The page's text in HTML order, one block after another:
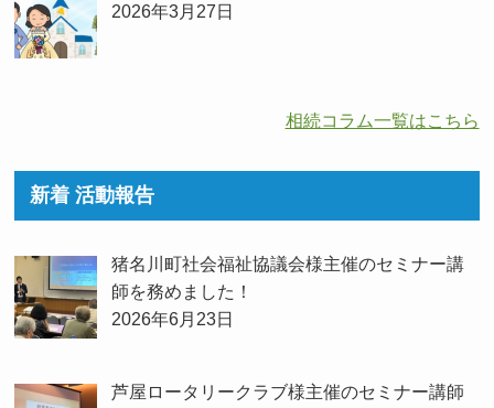
2026年3月27日
相続コラム一覧はこちら
新着 活動報告
猪名川町社会福祉協議会様主催のセミナー講
師を務めました！
2026年6月23日
芦屋ロータリークラブ様主催のセミナー講師